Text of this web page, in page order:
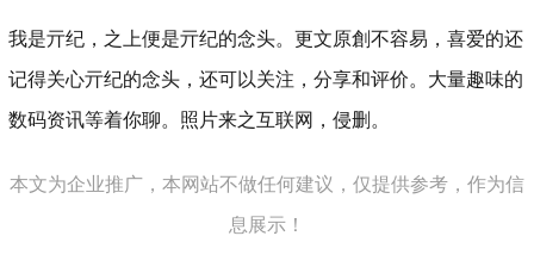
我是亓纪，之上便是亓纪的念头。更文原創不容易，喜爱的还
记得关心亓纪的念头，还可以关注，分享和评价。大量趣味的
数码资讯等着你聊。照片来之互联网，侵删。
本文为企业推广，本网站不做任何建议，仅提供参考，作为信
息展示！